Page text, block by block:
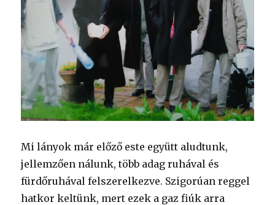
Mi lányok már előző este együtt aludtunk,
jellemzően nálunk, több adag ruhával és
fürdőruhával felszerelkezve. Szigorúan reggel
hatkor keltünk, mert ezek a gaz fiúk arra